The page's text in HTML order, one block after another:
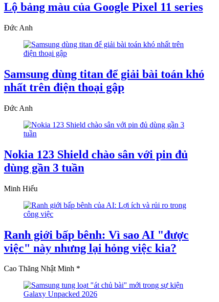
Lộ bảng màu của Google Pixel 11 series
Đức Anh
Samsung dùng titan để giải bài toán khó
nhất trên điện thoại gập
Đức Anh
Nokia 123 Shield chào sân với pin đủ
dùng gần 3 tuần
Minh Hiếu
Ranh giới bấp bênh: Vì sao AI "được
việc" này nhưng lại hỏng việc kia?
Cao Thăng Nhật Minh *